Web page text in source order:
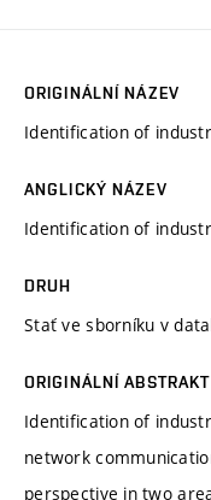
ORIGINÁLNÍ NÁZEV
Identification of
ANGLICKÝ NÁZEV
Identification of
DRUH
Stať ve sborníku v
ORIGINÁLNÍ ABSTRAKT
Identification of
network
perspective in two